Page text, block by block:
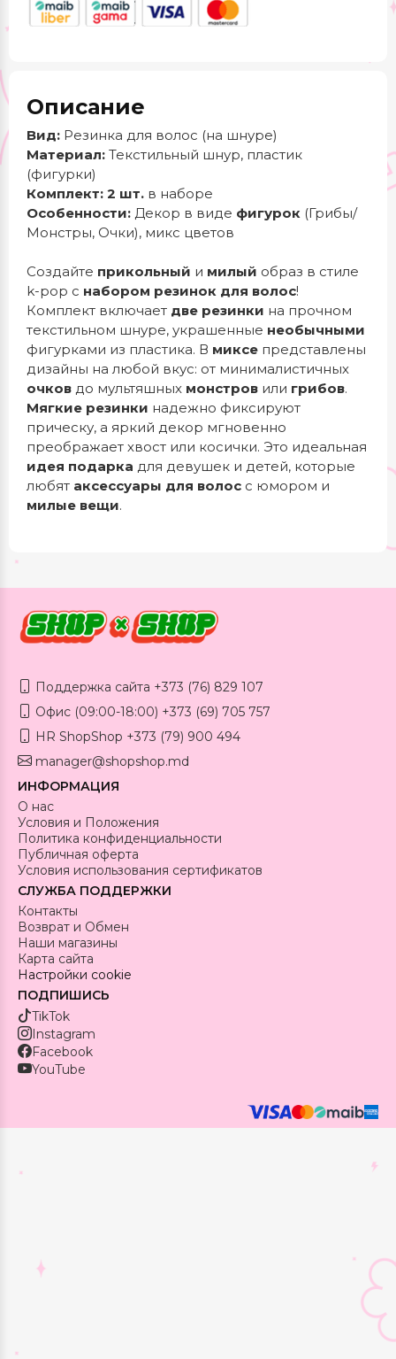
Описание
Вид: Резинка для волос (на шнуре)
Материал: Текстильный шнур, пластик
(фигурки)
Комплект: 2 шт. в наборе
Особенности: Декор в виде фигурок (Грибы/
Монстры, Очки), микс цветов
Создайте прикольный и милый образ в стиле
k-pop с набором резинок для волос!
Комплект включает две резинки на прочном
текстильном шнуре, украшенные необычными
фигурками из пластика. В миксе представлены
дизайны на любой вкус: от минималистичных
очков до мультяшных монстров или грибов.
Мягкие резинки надежно фиксируют
прическу, а яркий декор мгновенно
преображает хвост или косички. Это идеальная
идея подарка для девушек и детей, которые
любят аксессуары для волос с юмором и
милые вещи.
Поддержка сайта +373 (76) 829 107
Офис (09:00-18:00) +373 (69) 705 757
HR ShopShop +373 (79) 900 494
manager@shopshop.md
ИНФОРМАЦИЯ
О нас
Условия и Положения
Политика конфиденциальности
Публичная оферта
Условия использования сертификатов
СЛУЖБА ПОДДЕРЖКИ
Контакты
Возврат и Обмен
Наши магазины
Карта сайта
Настройки cookie
ПОДПИШИСЬ
TikTok
Instagram
Facebook
YouTube